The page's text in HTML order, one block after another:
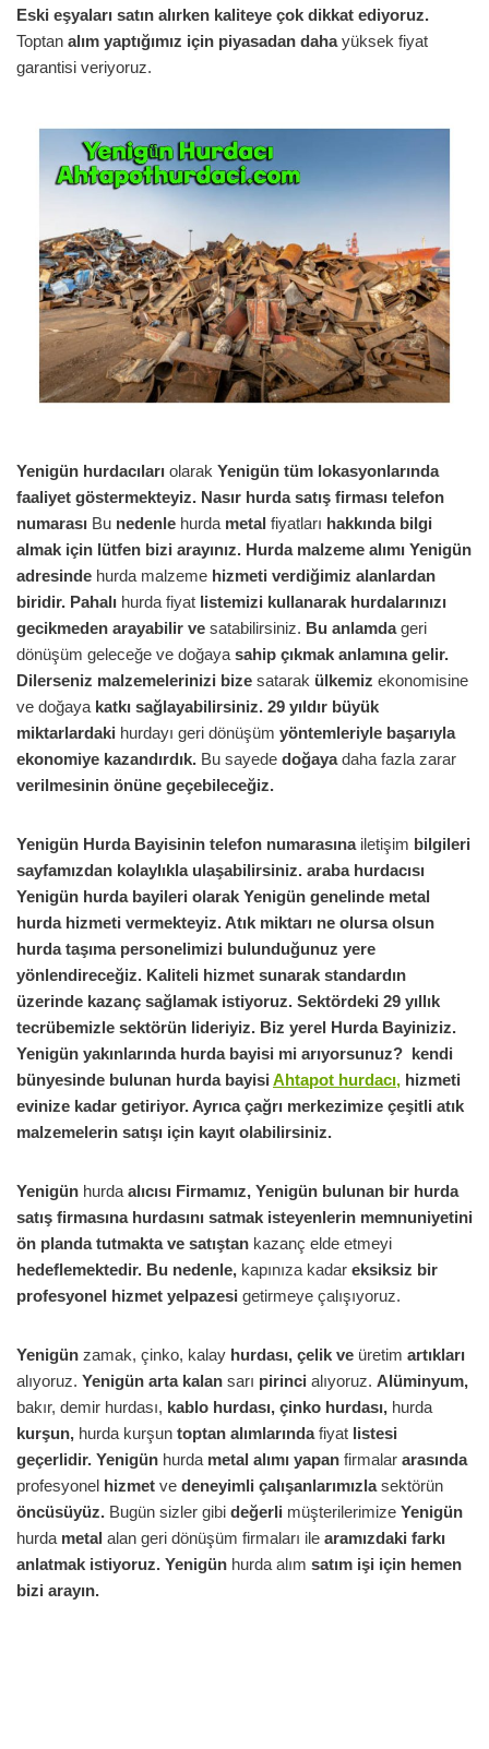
Eski eşyaları satın alırken kaliteye çok dikkat ediyoruz.
Toptan alım yaptığımız için piyasadan dahayüksek fiyat
garantisi veriyoruz.
Yenigün hurdacıları olarak Yenigün tüm lokasyonlarında
faaliyet göstermekteyiz. Nasır hurda satış firması telefon
numarası Bu nedenle hurda metal fiyatları hakkında bilgi
almak için lütfen bizi arayınız. Hurda malzeme alımı Yenigün
adresinde hurda malzeme hizmeti verdiğimiz alanlardan
biridir. Pahalı hurda fiyat listemizi kullanarak hurdalarınızı
gecikmeden arayabilir ve satabilirsiniz. Bu anlamdageri
dönüşüm geleceğe ve doğaya sahip çıkmak anlamına gelir.
Dilerseniz malzemelerinizi bize satarak ülkemiz ekonomisine
ve doğaya katkı sağlayabilirsiniz. 29 yıldır büyük
miktarlardaki hurdayı geri dönüşüm yöntemleriyle başarıyla
ekonomiye kazandırdık. Bu sayede doğayadaha fazla zarar
verilmesinin önüne geçebileceğiz.
Yenigün Hurda Bayisinin telefon numarasınailetişim bilgileri
sayfamızdan kolaylıkla ulaşabilirsiniz. araba hurdacısı
Yenigün hurda bayileri olarak Yenigün genelinde metal
hurda hizmeti vermekteyiz. Atık miktarı ne olursa olsun
hurda taşıma personelimizi bulunduğunuz yere
yönlendireceğiz. Kaliteli hizmet sunarak standardın
üzerinde kazanç sağlamak istiyoruz. Sektördeki 29 yıllık
tecrübemizle sektörün lideriyiz. Biz yerel Hurda Bayiniziz.
Yenigün yakınlarında hurda bayisi mi arıyorsunuz? kendi
bünyesinde bulunan hurda bayisi Ahtapot hurdacı, hizmeti
evinize kadar getiriyor. Ayrıca çağrı merkezimize çeşitli atık
malzemelerin satışı için kayıt olabilirsiniz.
Yenigün hurda alıcısı Firmamız, Yenigün bulunan bir hurda
satış firmasına hurdasını satmak isteyenlerin memnuniyetini
ön planda tutmakta ve satıştan kazanç elde etmeyi
hedeflemektedir. Bu nedenle, kapınıza kadar eksiksiz bir
profesyonel hizmet yelpazesi getirmeye çalışıyoruz.
Yenigün zamak, çinko, kalay hurdası, çelik ve üretim artıkları
alıyoruz. Yenigün arta kalan sarı pirinci alıyoruz. Alüminyum,
bakır, demir hurdası, kablo hurdası, çinko hurdası, hurda
kurşun, hurda kurşun toptan alımlarındafiyat listesi
geçerlidir. Yenigün hurda metal alımı yapan firmalar arasında
profesyonel hizmet ve deneyimli çalışanlarımızlasektörün
öncüsüyüz. Bugün sizler gibi değerli müşterilerimize Yenigün
hurda metal alan geri dönüşüm firmaları ile aramızdaki farkı
anlatmak istiyoruz. Yenigün hurda alım satım işi için hemen
bizi arayın.